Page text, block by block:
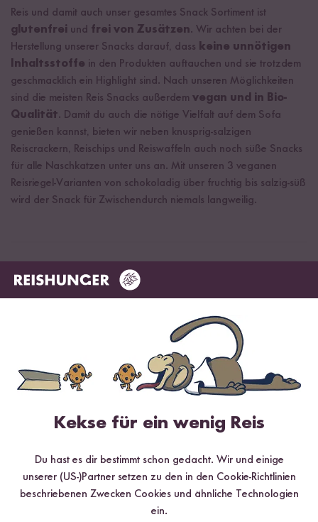
Reis und damit auch unser gesamtes Snack Sortiment ist
glutenfrei und frei von Zusätzen. Wir achten bei der
Herstellung unserer Snacks darauf, dass keine unnötigen
Inhaltsstoffe in den Produkten auftauchen und sie trotzdem
geschmacklich ein Highlight sind. Nach unseren Möglichkeiten
sind die meisten Reis Snacks außerdem vegan und in Bio-
Qualität. Damit du auch die nötige Vielfalt auf dem Sofa
genießen kannst, bieten wir neben knusprig-salzigen
Reiscrackern, Reischips und Reiswaffeln auch noch süße Snacks
für alle Naschkatzen unter uns an. Mit unseren 3 veganen
Reisriegel-Varianten von schokoladig über fruchtig bis salzig-süß
wird der Snack für Zwischendurch niemals langweilig.
Der perfekte Snack für jede Situation
alle, die Snacks lieben! Glaubst du nicht? Wir beweisen es dir!
Kekse für ein wenig Reis
Du hast es dir bestimmt schon gedacht. Wir und einige
unserer (US-)Partner setzen zu den in den Cookie-Richtlinien
beschriebenen Zwecken Cookies und ähnliche Technologien
ein.